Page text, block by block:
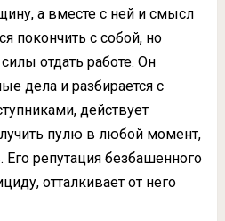
а вместе с ней и смысл
покончить с собой, но
отдать работе. Он
дела и разбирается с
действует
пулю в любой момент,
Его репутация безбашенного
отталкивает от него